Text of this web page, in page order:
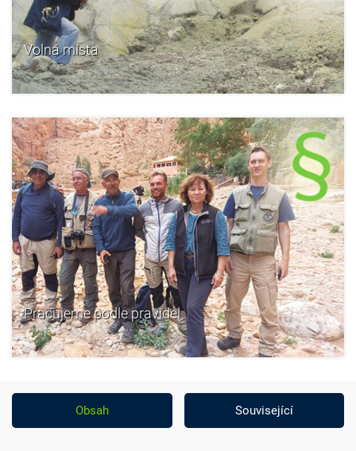
Volná místa
Pracujeme podle pravidel
Obsah Související